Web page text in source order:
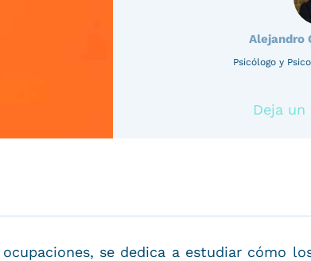
Alejandro
Psicólogo y
Deja
se dedica a estudiar cómo